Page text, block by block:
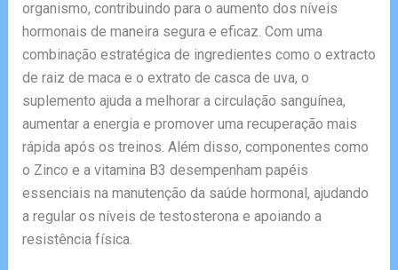
organismo, contribuindo para o aumento dos níveis
hormonais de maneira segura e eficaz. Com uma
combinação estratégica de ingredientes como o extracto
de raiz de maca e o extrato de casca de uva, o
suplemento ajuda a melhorar a circulação sanguínea,
aumentar a energia e promover uma recuperação mais
rápida após os treinos. Além disso, componentes como
o Zinco e a vitamina B3 desempenham papéis
essenciais na manutenção da saúde hormonal, ajudando
a regular os níveis de testosterona e apoiando a
resistência física.